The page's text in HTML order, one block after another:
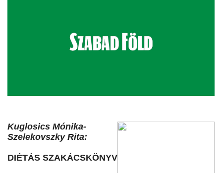
Kuglosics Mónika-
Szelekovszky Rita:
DIÉTÁS SZAKÁCSKÖNYV